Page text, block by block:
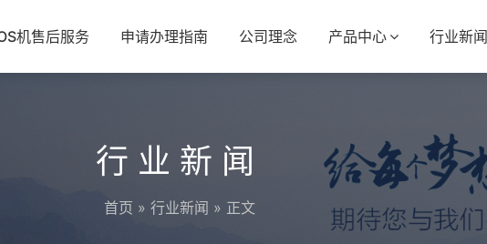
机售后服务 申请办理指南 公司理念 产品中心 行业新闻
行业新闻
首页 » 行业新闻 » 正文